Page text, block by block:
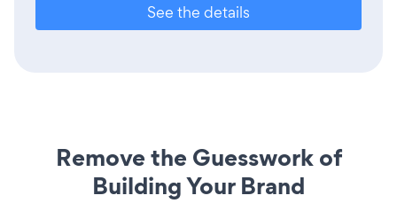
See the details
Remove the Guesswork of
Building Your Brand